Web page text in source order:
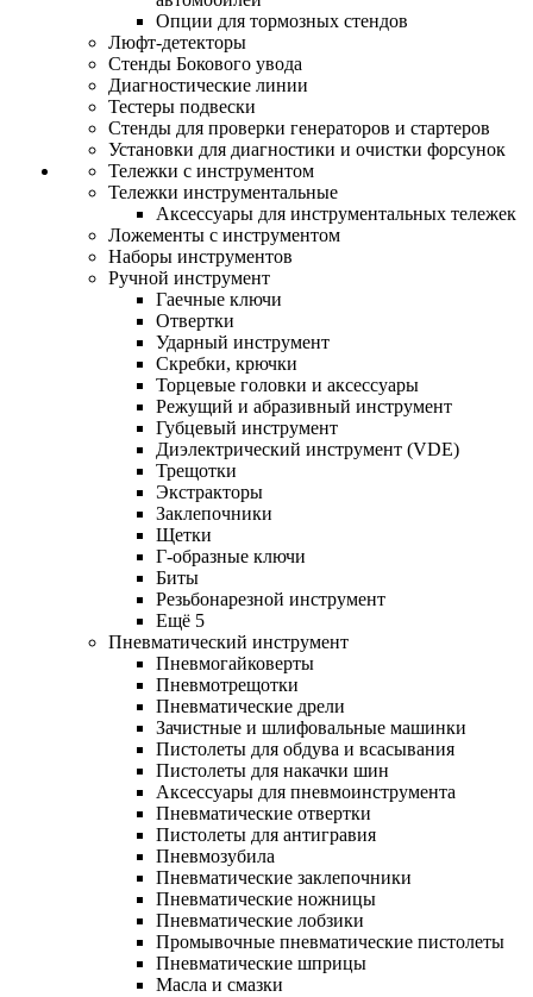
Опции для тормозных стендов
Люфт-детекторы
Стенды Бокового увода
Диагностические линии
Тестеры подвески
Стенды для проверки генераторов и стартеров
Установки для диагностики и очистки форсунок
Тележки с инструментом
Тележки инструментальные
Аксессуары для инструментальных тележек
Ложементы с инструментом
Наборы инструментов
Ручной инструмент
Гаечные ключи
Отвертки
Ударный инструмент
Скребки, крючки
Торцевые головки и аксессуары
Режущий и абразивный инструмент
Губцевый инструмент
Диэлектрический инструмент (VDE)
Трещотки
Экстракторы
Заклепочники
Щетки
Г-образные ключи
Биты
Резьбонарезной инструмент
Ещё 5
Пневматический инструмент
Пневмогайковерты
Пневмотрещотки
Пневматические дрели
Зачистные и шлифовальные машинки
Пистолеты для обдува и всасывания
Пистолеты для накачки шин
Аксессуары для пневмоинструмента
Пневматические отвертки
Пистолеты для антигравия
Пневмозубила
Пневматические заклепочники
Пневматические ножницы
Пневматические лобзики
Промывочные пневматические пистолеты
Пневматические шприцы
Масла и смазки